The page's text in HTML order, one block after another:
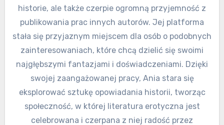
historie, ale także czerpie ogromną przyjemność z
publikowania prac innych autorów. Jej platforma
stała się przyjaznym miejscem dla osób o podobnych
zainteresowaniach, które chcą dzielić się swoimi
najgłębszymi fantazjami i doświadczeniami. Dzięki
swojej zaangażowanej pracy, Ania stara się
eksplorować sztukę opowiadania historii, tworząc
społeczność, w której literatura erotyczna jest
celebrowana i czerpana z niej radość przez